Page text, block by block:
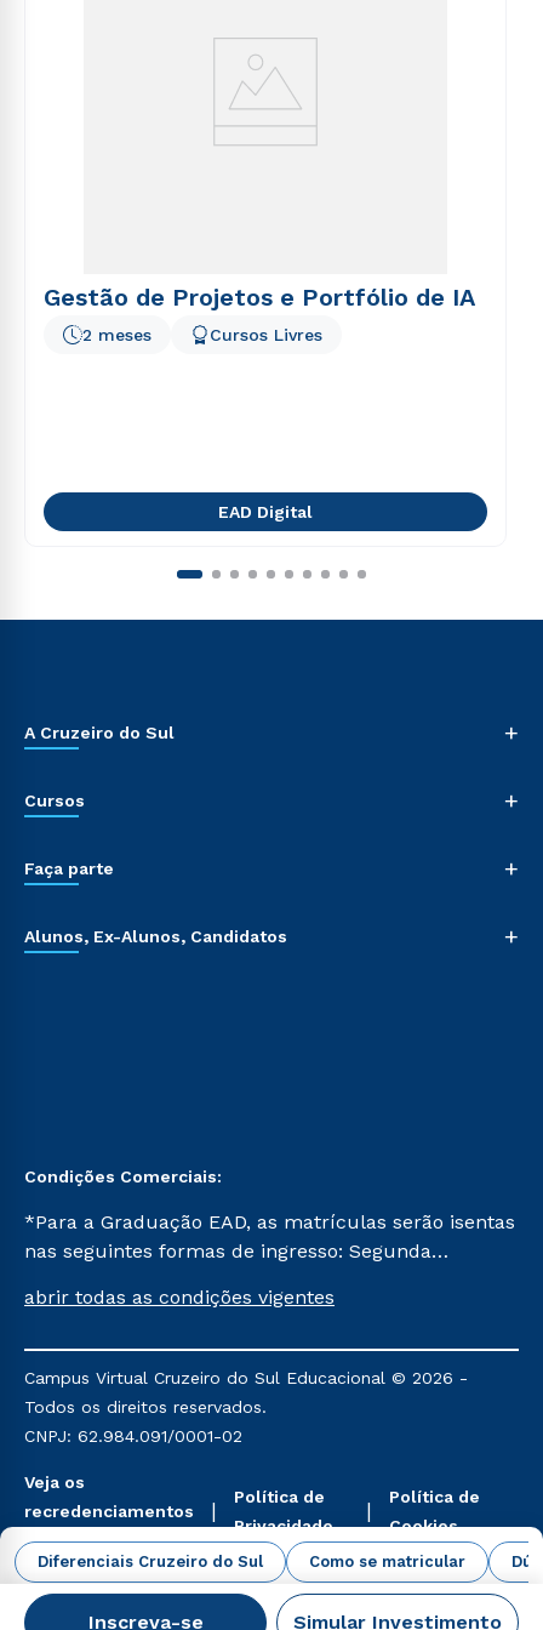
Diferenciais Cruzeiro do Sul Como se matricular
Inscreva-se Simular Investimento
Gestão de Projetos e Portfólio de IA
2 meses Cursos Livres
EAD Digital
A Cruzeiro do Sul +
Cursos +
Faça parte +
Alunos, Ex-Alunos, Candidatos +
Condições Comerciais:
*Para a Graduação EAD, as matrículas serão isentas
nas seguintes formas de ingresso: Segunda
Já para as demais, a taxa de matrícula será de R$
mencionadas são referentes aos cursos: Ensino
Religioso, Geografia para a Docência e Metodologia
do Ensino de História: Questões Atuais.
abrir todas as condições vigentes
Campus Virtual Cruzeiro do Sul Educacional © 2026 -
Todos os direitos reservados.
CNPJ: 62.984.091/0001-02
Veja os
recredenciamentos
aqui
Política de
Privacidade
Política de
Cookies